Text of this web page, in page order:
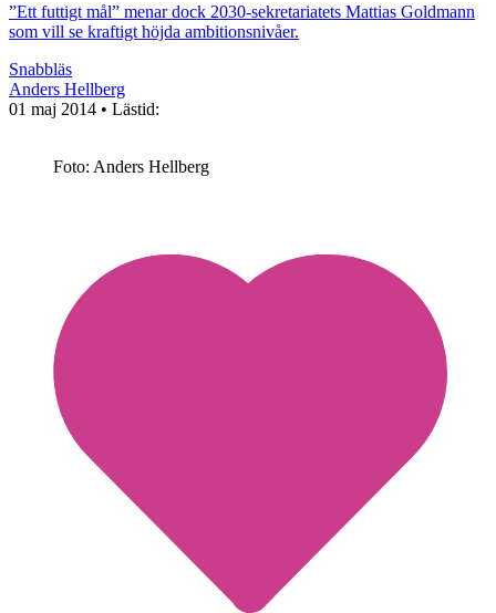
”Ett futtigt mål” menar dock 2030-sekretariatets Mattias Goldmann
som vill se kraftigt höjda ambitionsnivåer.
Snabbläs
Anders Hellberg
01 maj 2014 • Lästid:
Foto: Anders Hellberg